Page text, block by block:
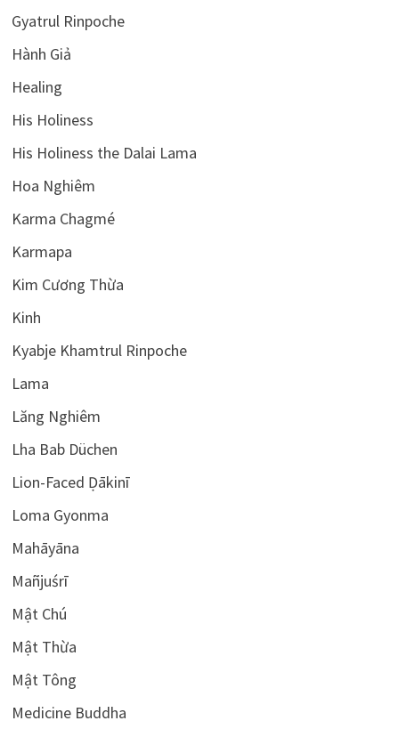
Gyatrul Rinpoche
Hành Giả
Healing
His Holiness
His Holiness the Dalai Lama
Hoa Nghiêm
Karma Chagmé
Karmapa
Kim Cương Thừa
Kinh
Kyabje Khamtrul Rinpoche
Lama
Lăng Nghiêm
Lha Bab Düchen
Lion-Faced Ḍākinī
Loma Gyonma
Mahāyāna
Mañjuśrī
Mật Chú
Mật Thừa
Mật Tông
Medicine Buddha